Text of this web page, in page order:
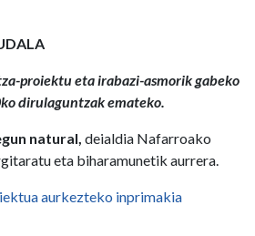
proiektu eta irabazi-asmorik gabeko
dirulaguntzak emateko.
natural, deialdia Nafarroako
eta biharamunetik aurrera.
aurkezteko inprimakia